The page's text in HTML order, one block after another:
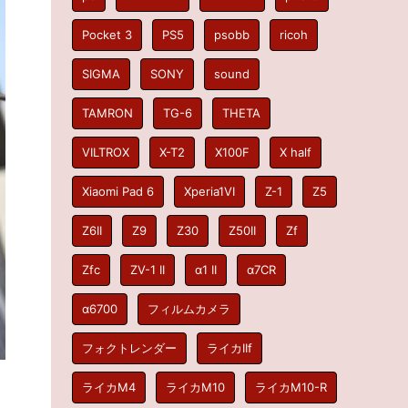
Pocket 3 PS5 psobb ricoh
SIGMA SONY sound
TAMRON TG-6 THETA
VILTROX X-T2 X100F X half
Xiaomi Pad 6 Xperia1VI Z-1 Z5
Z6II Z9 Z30 Z50II Zf
Zfc ZV-1 II α1 II α7CR
α6700 フィルムカメラ
フォクトレンダー ライカIIf
ライカM4 ライカM10 ライカM10-R